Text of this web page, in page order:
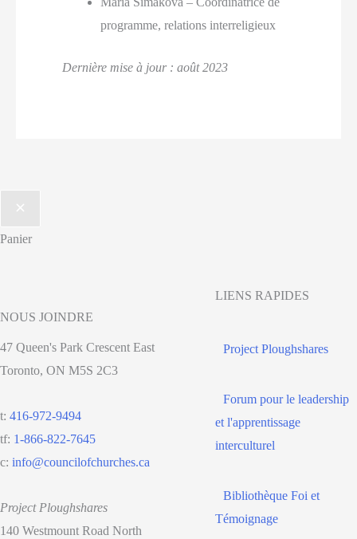
programme, relations interreligieux
Dernière mise à jour : août 2023
Panier
NOUS JOINDRE
47 Queen's Park Crescent East
Toronto, ON M5S 2C3
t: 416-972-9494
tf: 1-866-822-7645
c: info@councilofchurches.ca
Project Ploughshares
140 Westmount Road North
LIENS RAPIDES
Project Ploughshares
Forum pour le leadership
et l'apprentissage
interculturel
Bibliothèque Foi et
Témoignage